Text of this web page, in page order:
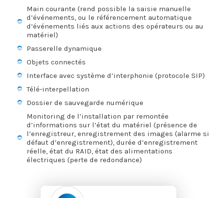
Main courante (rend possible la saisie manuelle
d’événements, ou le référencement automatique
d’événements liés aux actions des opérateurs ou au
matériel)
Passerelle dynamique
Objets connectés
Interface avec système d’interphonie (protocole SIP)
Télé-interpellation
Dossier de sauvegarde numérique
Monitoring de l’installation par remontée
d’informations sur l’état du matériel (présence de
l’enregistreur, enregistrement des images (alarme si
défaut d’enregistrement), durée d’enregistrement
réelle, état du RAID, état des alimentations
électriques (perte de redondance)